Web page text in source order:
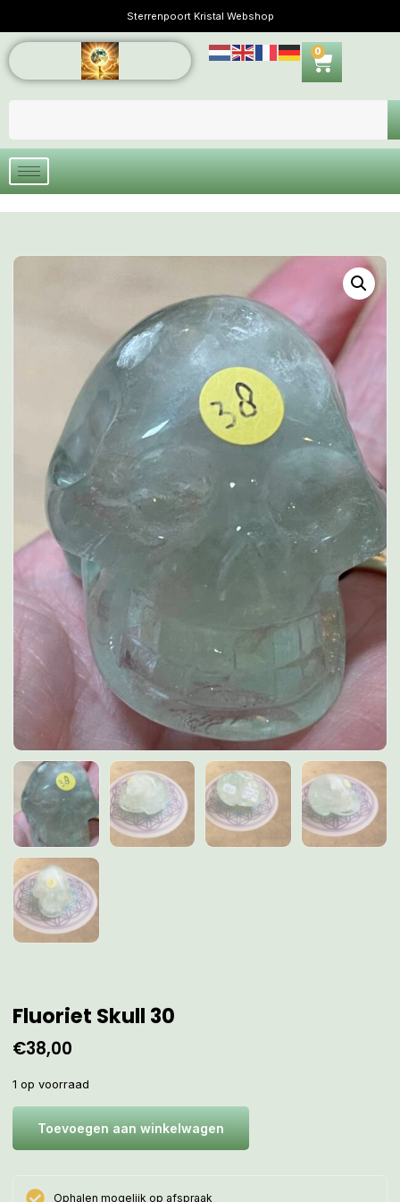
Sterrenpoort Kristal Webshop
0
Fluoriet Skull 30
€38,00
1 op voorraad
Toevoegen aan winkelwagen
Ophalen mogelijk op afspraak